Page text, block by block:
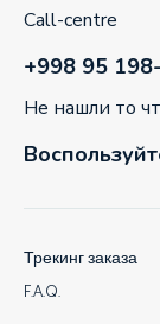
Call-centre
+998 95
Не нашли то
Трекинг заказа
F.A.Q.